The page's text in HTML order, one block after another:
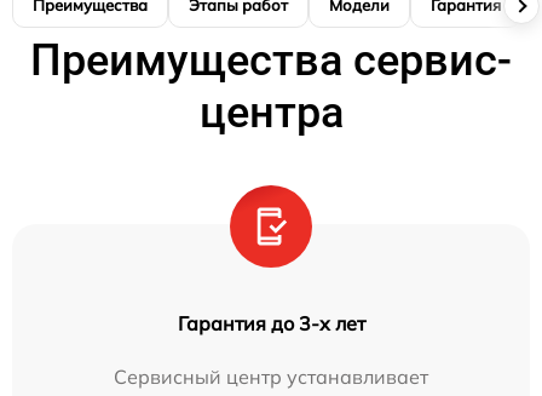
Преимущества Этапы работ Модели Гарантия
Преимущества сервис-
центра
Гарантия до 3-х лет
Сервисный центр устанавливает